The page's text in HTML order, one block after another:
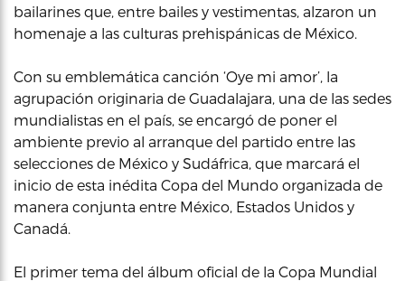
bailarines que, entre bailes y vestimentas, alzaron un
homenaje a las culturas prehispánicas de México.
Con su emblemática canción ‘Oye mi amor’, la
agrupación originaria de Guadalajara, una de las sedes
mundialistas en el país, se encargó de poner el
ambiente previo al arranque del partido entre las
selecciones de México y Sudáfrica, que marcará el
inicio de esta inédita Copa del Mundo organizada de
manera conjunta entre México, Estados Unidos y
Canadá.
El primer tema del álbum oficial de la Copa Mundial